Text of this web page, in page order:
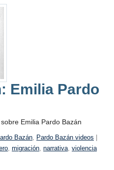
Emilia Pardo
Emilia Pardo Bazán
Bazán, Pardo Bazán videos
, migración, narrativa, violencia